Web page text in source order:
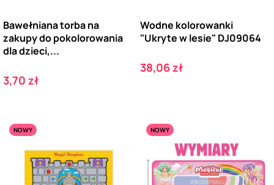
Bawełniana torba na
zakupy do pokolorowania
dla dzieci,...
Cena
3,70 zł
Wodne kolorowanki
"Ukryte w lesie" DJ09064
Cena
38,06 zł
NOWY NOWY